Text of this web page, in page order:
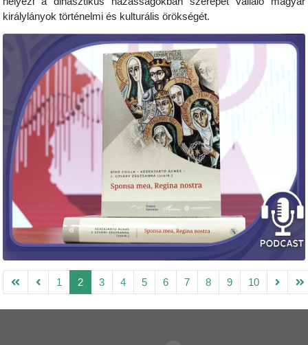
királylányok történelmi és kulturális örökségét.
1 2 3 4 5 6 7 8 9 10